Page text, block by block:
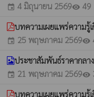
event 4 มิถุนายน 2569visibility 49
บทความเผยแพร่ความ
event 25 พฤษภาคม 2569visibility
ประชาสัมพันธ์ราคากล
event 21 พฤษภาคม 2569visibility
บทความเผยแพร่ความ